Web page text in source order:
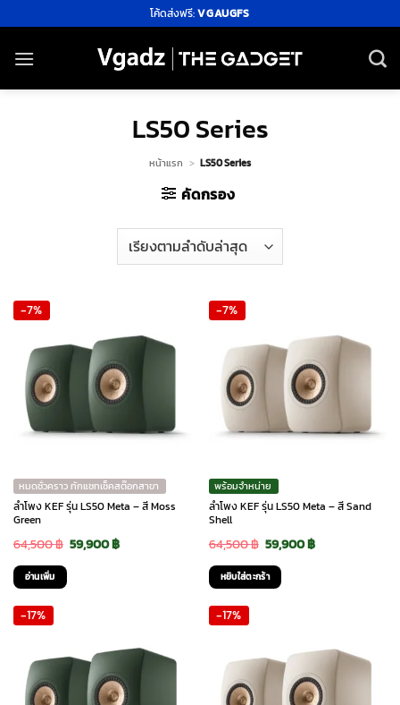
ไป
ยัง
โค้ดส่งฟรี:VGAUGFS
LS50 Series
หน้าแรก > LS50 Series
คัดกรอง
-7%
หมดชั่วคราว ทักแชทเช็คสต๊อกสาขา
ลำโพง KEF รุ่น LS50 Meta – สี Moss
Green
64,500฿ Original
59,900฿Current
อ่านเพิ่ม
-7%
พร้อมจำหน่าย
ลำโพง KEF รุ่น LS50 Meta – สี Sand
Shell
64,500฿ Original
price
was:
59,900฿Current
หยิบใส่ตะกร้า
-17% -17%